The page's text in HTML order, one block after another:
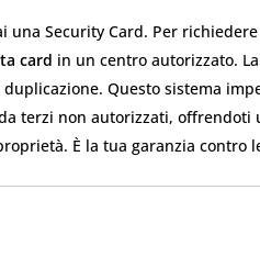
Security Card. Per
card in un centro autorizzato.
Questo sistema
terzi non autorizzati,
È la tua garanzia contro